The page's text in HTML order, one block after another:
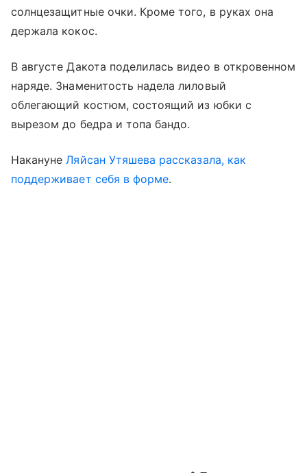
солнцезащитные очки. Кроме того, в руках она
держала кокос.
В августе Дакота поделилась видео в откровенном
наряде. Знаменитость надела лиловый
облегающий костюм, состоящий из юбки с
вырезом до бедра и топа бандо.
НаканунеЛяйсан Утяшева рассказала, как
поддерживает себя в форме.